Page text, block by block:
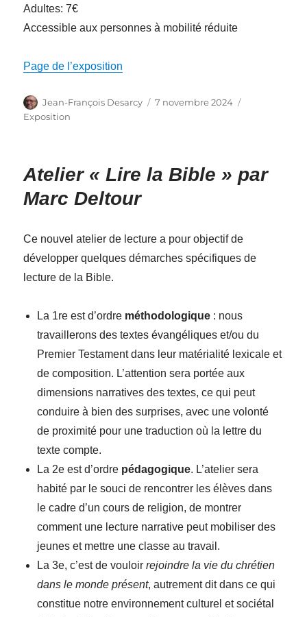
Adultes: 7€
Accessible aux personnes à mobilité réduite
Page de l’exposition
Auteur
Jean-François Desarcy
Publié
7 novembre 2024
Exposition
Atelier « Lire la Bible » par
Marc Deltour
Ce nouvel atelier de lecture a pour objectif de
développer quelques démarches spécifiques de
lecture de la Bible.
La 1re est d’ordre méthodologique : nous
travaillerons des textes évangéliques et/ou du
Premier Testament dans leur matérialité lexicale et
de composition. L’attention sera portée aux
dimensions narratives des textes, ce qui peut
conduire à bien des surprises, avec une volonté
de proximité pour une traduction où la lettre du
texte compte.
La 2e est d’ordre pédagogique. L’atelier sera
habité par le souci de rencontrer les élèves dans
le cadre d’un cours de religion, de montrer
comment une lecture narrative peut mobiliser des
jeunes et mettre une classe au travail.
La 3e, c’est de vouloirrejoindre la vie du chrétien
dans le monde présent, autrement dit dans ce qui
constitue notre environnement culturel et sociétal